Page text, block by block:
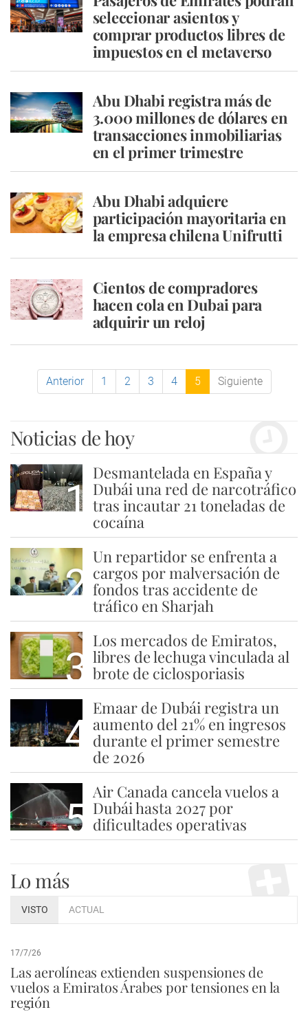
seleccionar asientos y
comprar productos libres de
impuestos en el metaverso
Abu Dhabi registra más de
3.000 millones de dólares en
transacciones inmobiliarias
en el primer trimestre
Abu Dhabi adquiere
participación mayoritaria en
la empresa chilena Unifrutti
Cientos de compradores
hacen cola en Dubai para
adquirir un reloj
Anterior 1 2 3 4 5 Siguiente
Noticias de hoy
1
Desmantelada en España y
Dubái una red de narcotráfico
tras incautar 21 toneladas de
cocaína
2
Un repartidor se enfrenta a
cargos por malversación de
fondos tras accidente de
tráfico en Sharjah
3
Los mercados de Emiratos,
libres de lechuga vinculada al
brote de ciclosporiasis
4
Emaar de Dubái registra un
aumento del 21% en ingresos
durante el primer semestre
de 2026
5
Air Canada cancela vuelos a
Dubái hasta 2027 por
dificultades operativas
Lo más
VISTO ACTUAL
17/7/26
Las aerolíneas extienden suspensiones de
vuelos a Emiratos Árabes por tensiones en la
región